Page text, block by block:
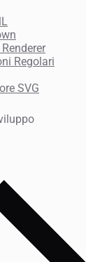
Regolari
SVG